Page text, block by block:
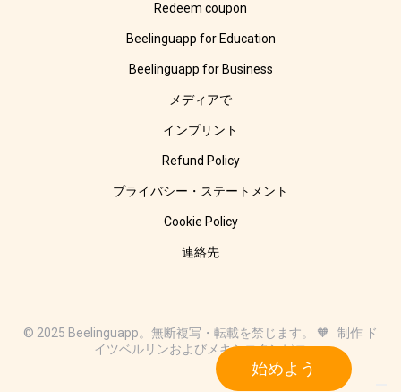
始めよう
Redeem coupon
Beelinguapp for Education
Beelinguapp for Business
メディアで
インプリント
Refund Policy
プライバシー・ステートメント
Cookie Policy
連絡先
© 2025 Beelinguapp。無断複写・転載を禁じます。 🧡 制作 ド
イツベルリンおよびメキシコタンピコ